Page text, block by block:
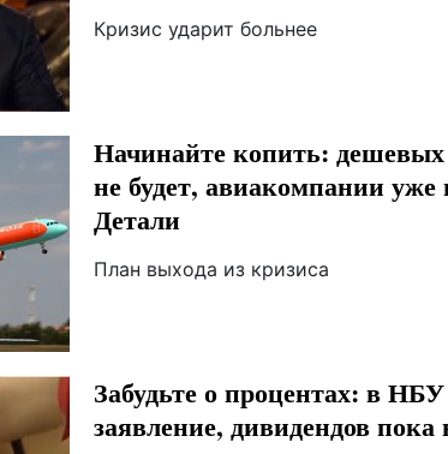
Кризис ударит больнее
Начинайте копить: дешевых
не будет, авиакомпании уже
Детали
План выхода из кризиса
Забудьте о процентах: в
заявление, дивидендов пока